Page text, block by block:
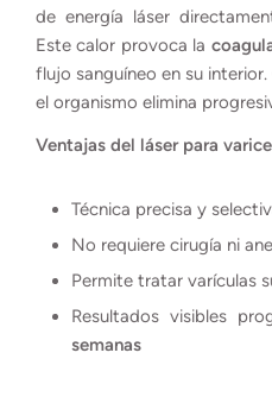
de energía láser
Este calor provoca la
flujo sanguíneo en su
el organismo elimina
Ventajas del láser para
Técnica precisa y
No requiere cirugía ni
Permite tratar varículas
Resultados visibles
semanas